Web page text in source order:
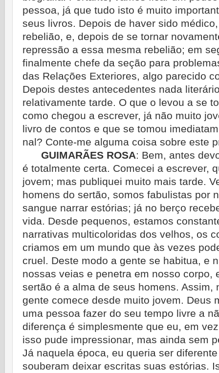
pessoa, já que tudo isto é muito
seus livros. Depois de haver sido
rebelião, e, depois de se tornar
repressão a essa mesma rebelião; em
finalmente chefe da seção para
das Relações Exteriores, algo parecido
Depois destes antecedentes nada
relativamente tarde. O que o levou a se
como chegou a escrever, já não muito
livro de contos e que se tomou
nal? Conte-me alguma coisa sobre este
GUIMARÃES ROSA: Bem, antes
é totalmente certa. Comecei a escrever,
jovem; mas publiquei muito mais tarde.
homens do sertão, somos fabulistas por
sangue narrar estórias; já no berço
vida. Desde pequenos, estamos
narrativas multicoloridas dos velhos, os
criamos em um mundo que às vezes
cruel. Deste modo a gente se habitua, e
nossas veias e penetra em nosso corpo,
sertão é a alma de seus homens. Assim,
gente comece desde muito jovem. Deus
uma pessoa fazer do seu tempo livre a
diferença é simplesmente que eu, em
isso pude impressionar, mas ainda sem
Já naquela época, eu queria ser
souberam deixar escritas suas estórias.